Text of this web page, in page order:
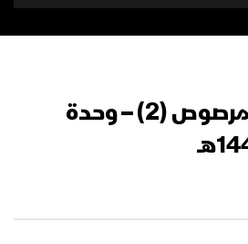
فلاشة البنيان المرصوص (2) – وحدة